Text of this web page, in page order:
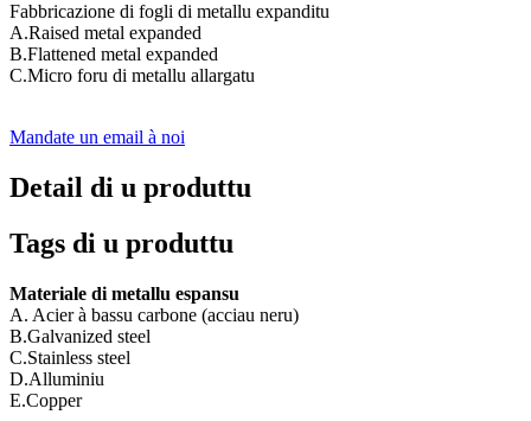
Fabbricazione di fogli di metallu expanditu
A.Raised metal expanded
B.Flattened metal expanded
C.Micro foru di metallu allargatu
Mandate un email à noi
Detail di u produttu
Tags di u produttu
Materiale di metallu espansu
A. Acier à bassu carbone (acciau neru)
B.Galvanized steel
C.Stainless steel
D.Alluminiu
E.Copper